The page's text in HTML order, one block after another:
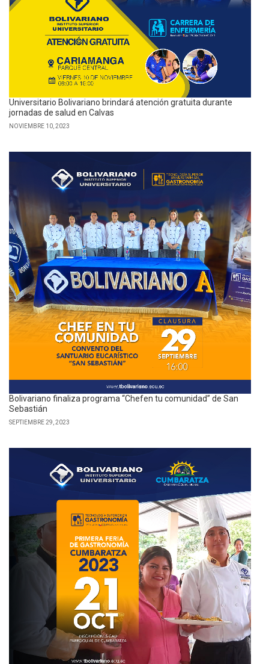
Universitario Bolivariano brindará atención gratuita durante
jornadas de salud en Calvas
NOVIEMBRE 10, 2023
Bolivariano finaliza programa “Chefen tu comunidad” de San
Sebastián
SEPTIEMBRE 29, 2023